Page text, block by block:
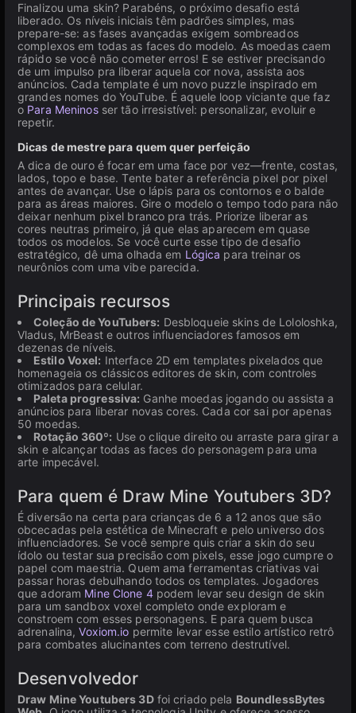
Finalizou uma skin? Parabéns, o próximo desafio está
liberado. Os níveis iniciais têm padrões simples, mas
prepare-se: as fases avançadas exigem sombreados
complexos em todas as faces do modelo. As moedas caem
rápido se você não cometer erros! E se estiver precisando
de um impulso pra liberar aquela cor nova, assista aos
anúncios. Cada template é um novo puzzle inspirado em
grandes nomes do YouTube. É aquele loop viciante que faz
o Para Meninosser tão irresistível: personalizar, evoluir e
repetir.
Dicas de mestre para quem quer perfeição
A dica de ouro é focar em uma face por vez—frente, costas,
lados, topo e base. Tente bater a referência pixel por pixel
antes de avançar. Use o lápis para os contornos e o balde
para as áreas maiores. Gire o modelo o tempo todo para não
deixar nenhum pixel branco pra trás. Priorize liberar as
cores neutras primeiro, já que elas aparecem em quase
todos os modelos. Se você curte esse tipo de desafio
estratégico, dê uma olhada em Lógica para treinar os
neurônios com uma vibe parecida.
Principais recursos
Coleção de YouTubers: Desbloqueie skins de Lololoshka,
Vladus, MrBeast e outros influenciadores famosos em
dezenas de níveis.
Estilo Voxel: Interface 2D em templates pixelados que
homenageia os clássicos editores de skin, com controles
otimizados para celular.
Paleta progressiva: Ganhe moedas jogando ou assista a
anúncios para liberar novas cores. Cada cor sai por apenas
50 moedas.
Rotação 360º: Use o clique direito ou arraste para girar a
skin e alcançar todas as faces do personagem para uma
arte impecável.
Para quem é Draw Mine Youtubers 3D?
É diversão na certa para crianças de 6 a 12 anos que são
obcecadas pela estética de Minecraft e pelo universo dos
influenciadores. Se você sempre quis criar a skin do seu
ídolo ou testar sua precisão com pixels, esse jogo cumpre o
papel com maestria. Quem ama ferramentas criativas vai
passar horas debulhando todos os templates. Jogadores
que adoram Mine Clone 4podem levar seu design de skin
para um sandbox voxel completo onde exploram e
constroem com esses personagens. E para quem busca
adrenalina,Voxiom.io permite levar esse estilo artístico retrô
para combates alucinantes com terreno destrutível.
Desenvolvedor
Draw Mine Youtubers 3Dfoi criado pela BoundlessBytes